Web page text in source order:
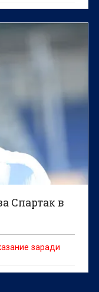
Спартак в
заради